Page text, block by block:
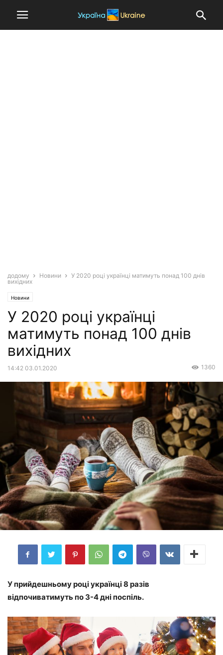
додому Новини
У 2020 році українці матимуть понад 100 днів
вихідних
Новини
У 2020 році українці
матимуть понад 100 днів
вихідних
14:42 03.01.2020 1360
У прийдешньому році українці 8 разів
відпочиватимуть по 3-4 дні поспіль.